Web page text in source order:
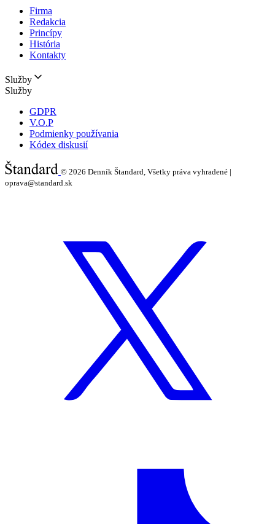
Firma
Redakcia
Princípy
História
Kontakty
Služby
Služby
GDPR
V.O.P
Podmienky používania
Kódex diskusií
© 2026 Denník Štandard, Všetky práva vyhradené |
oprava@standard.sk